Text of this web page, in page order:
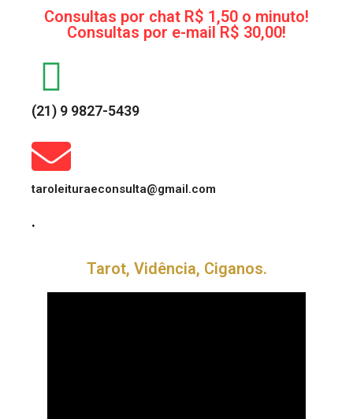
Consultas por chat R$ 1,50 o minuto!
Consultas por e-mail R$ 30,00!
(21) 9 9827-5439
taroleituraeconsulta@gmail.com
.
Tarot, Vidência, Ciganos.